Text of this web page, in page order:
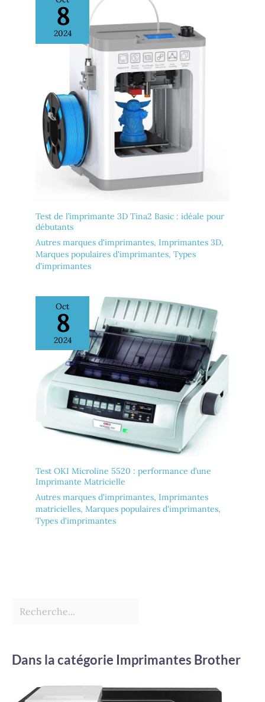
8
2024
Test de l’imprimante 3D Tina2 Basic : idéale pour
débutants
Autres marques d'imprimantes, Imprimantes 3D,
Marques populaires d'imprimantes, Types
d'imprimantes
Oct
8
2024
Test OKI Microline 5520 : performance d’une
Imprimante Matricielle
Autres marques d'imprimantes, Imprimantes
matricielles, Marques populaires d'imprimantes,
Types d'imprimantes
Dans la catégorie Imprimantes Brother